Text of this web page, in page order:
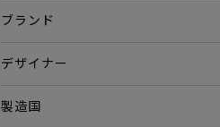
ブランド
デザイナー
製造国